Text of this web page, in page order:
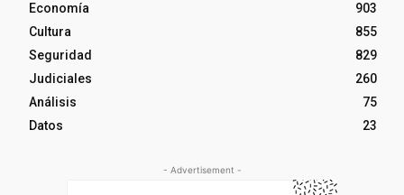
Economía
903
Cultura
855
Seguridad
829
Judiciales
260
Análisis
75
Datos
23
- Advertisement -